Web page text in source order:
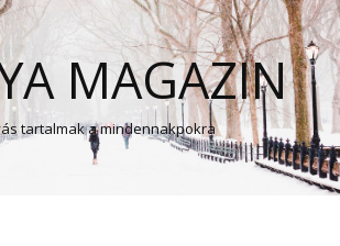
MAGAZIN
tartalmak a mindennakpokra